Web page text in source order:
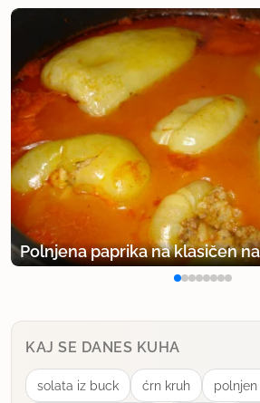
Polnjena paprika na klasičen
KAJ SE DANES KUHA
solata iz buck ćrn kruh